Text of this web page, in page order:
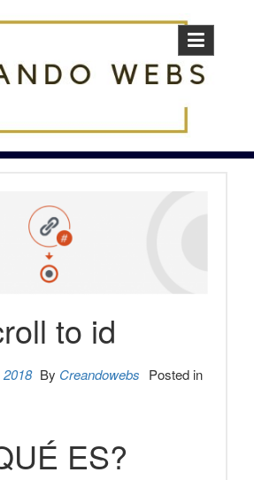
to id
2018 By Creandowebs Posted in
ES?